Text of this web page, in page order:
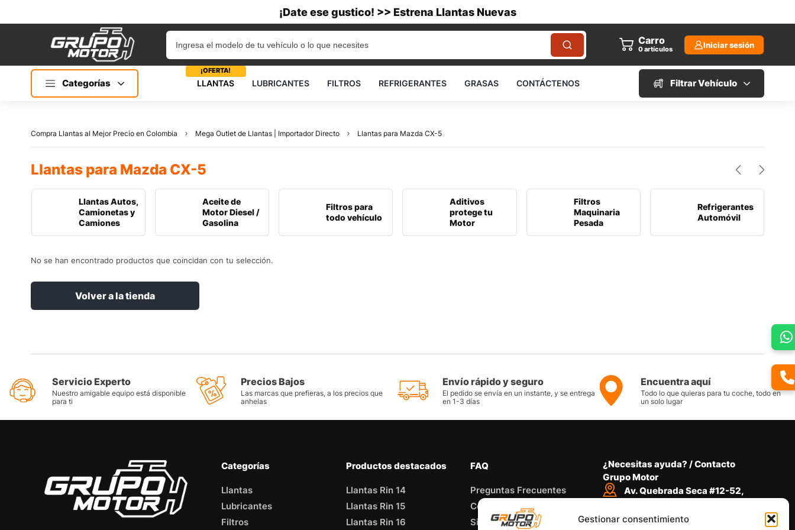
Gestionar consentimiento
¡Date ese gustico! >> Estrena Llantas Nuevas
Carro
0artículos Iniciar sesión
Categorías LLANTAS
¡OFERTA!
LUBRICANTES FILTROS REFRIGERANTES GRASAS CONTÁCTENOS Filtrar Vehículo
Compra Llantas al Mejor Precio en Colombia Mega Outlet de Llantas | Importador Directo Llantas para Mazda CX-5
Llantas para Mazda CX-5
Llantas Autos,
Camionetas y
Camiones
Aceite de
Motor Diesel /
Gasolina
Filtros para
todo vehículo
Aditivos
protege tu
Motor
Filtros
Maquinaria
Pesada
Refrigerantes
Automóvil
No se han encontrado productos que coincidan con tu selección.
Volver a la tienda
Servicio Experto
Nuestro amigable equipo está disponible
para ti
Precios Bajos
Las marcas que prefieras, a los precios que
anhelas
Envío rápido y seguro
El pedido se envía en un instante, y se entrega
en 1-3 días
Encuentra aquí
Todo lo que quieras para tu coche, todo en
un solo lugar
Categorías
Llantas
Lubricantes
Filtros
Productos destacados
Llantas Rin 14
Llantas Rin 15
Llantas Rin 16
FAQ
Preguntas Frecuentes
Contáctate con nosotros
Sitemap
¿Necesitas ayuda? / Contacto
Grupo Motor
Av. Quebrada Seca #12-52,
Conoce nuestra ubicación